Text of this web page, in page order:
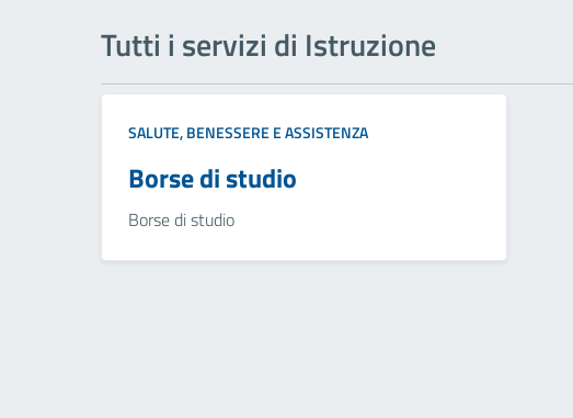
Tutti i servizi di Istruzione
SALUTE, BENESSERE E ASSISTENZA
Borse di studio
Borse di studio